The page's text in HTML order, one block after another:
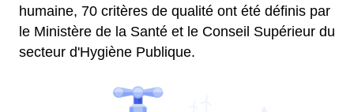
humaine, 70 critères de qualité ont été définis par
le Ministère de la Santé et le Conseil Supérieur du
secteur d'Hygiène Publique.